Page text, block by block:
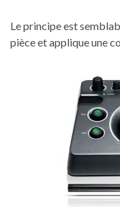
Le principe est
pièce et applique une